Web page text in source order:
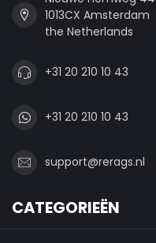
1013CX Amsterdam
the Netherlands
+31 20 210 10 43
+31 20 210 10 43
support@rerags.nl
CATEGORIEËN